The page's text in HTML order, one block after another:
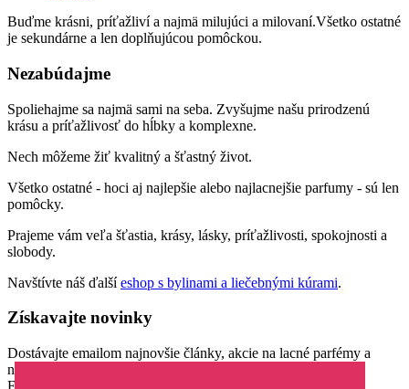
Buďme krásni, príťažliví a najmä milujúci a milovaní.Všetko ostatné
je sekundárne a len doplňujúcou pomôckou.
Nezabúdajme
Spoliehajme sa najmä sami na seba. Zvyšujme našu prirodzenú
krásu a príťažlivosť do hĺbky a komplexne.
Nech môžeme žiť kvalitný a šťastný život.
Všetko ostatné - hoci aj najlepšie alebo najlacnejšie parfumy - sú len
pomôcky.
Prajeme vám veľa šťastia, krásy, lásky, príťažlivosti, spokojnosti a
slobody.
Navštívte náš ďalšíeshop s bylinami a liečebnými kúrami.
Získavajte novinky
Dostávajte emailom najnovšie články, akcie na lacné parfémy a
novinky parfumov.
Email